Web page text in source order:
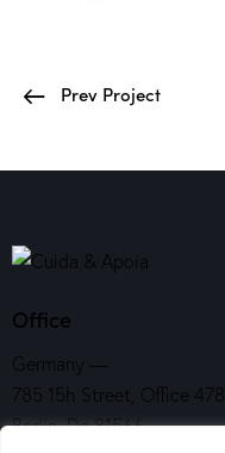
Prev Project
Office
Germany —
785 15h Street, Office 478
Berlin, De 81566